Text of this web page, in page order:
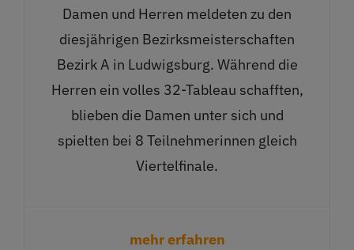
Damen und Herren meldeten zu den
diesjährigen Bezirksmeisterschaften
Bezirk A in Ludwigsburg. Während die
Herren ein volles 32-Tableau schafften,
blieben die Damen unter sich und
spielten bei 8 Teilnehmerinnen gleich
Viertelfinale.
mehr erfahren